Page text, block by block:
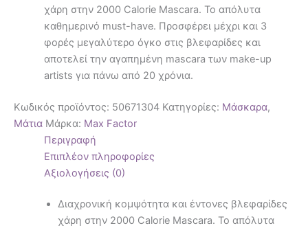
χάρη στην 2000 Calorie Mascara. Το απόλυτα
καθημερινό must-have. Προσφέρει μέχρι και 3
φορές μεγαλύτερο όγκο στις βλεφαρίδες και
αποτελεί την αγαπημένη mascara των make-up
artists για πάνω από 20 χρόνια.
Κωδικός προϊόντος: 50671304 Κατηγορίες: Μάσκαρα,
Μάτια Μάρκα: Max Factor
Περιγραφή
Επιπλέον πληροφορίες
Αξιολογήσεις (0)
Διαχρονική κομψότητα και έντονες βλεφαρίδες
χάρη στην 2000 Calorie Mascara. Το απόλυτα